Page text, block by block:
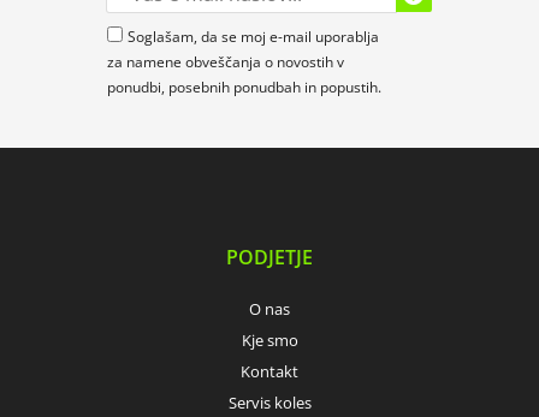
Soglašam, da se moj e-mail uporablja
za namene obveščanja o novostih v
ponudbi, posebnih ponudbah in popustih.
PODJETJE
O nas
Kje smo
Kontakt
Servis koles